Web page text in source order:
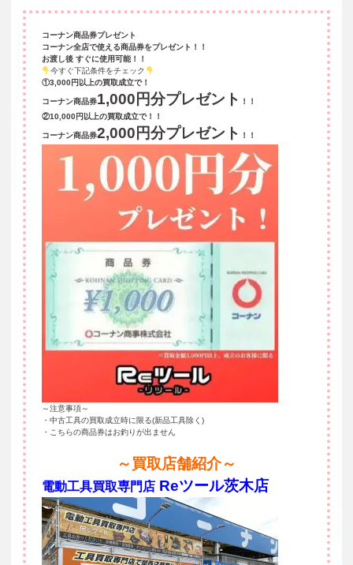
コーナン商品券プレゼント
コーナン全店で使える商品券をプレゼント！！
お渡し後 すぐに使用可能！！
今すぐ下記条件をチェック
①3,000円以上の買取成立で！
コーナン商品券1,000円分プレゼント
！！
②10,000円以上の買取成立で！！
コーナン商品券2,000円分プレゼント ！！
～注意事項～
・中古工具の買取成立時に限る(新品工具除く)
・こちらの商品券はお釣りが出ません
～買取店舗紹介～
電動工具買取専門店 Reツール茨木店